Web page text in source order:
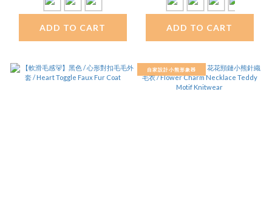
ADD TO CART ADD TO CART
自家設計小熊形象🧸